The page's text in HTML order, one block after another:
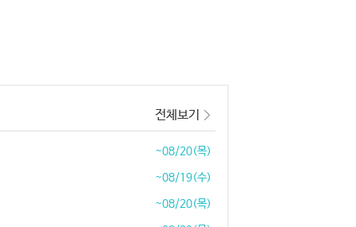
~08/20(목)
~08/19(수)
~08/20(목)
전체보기